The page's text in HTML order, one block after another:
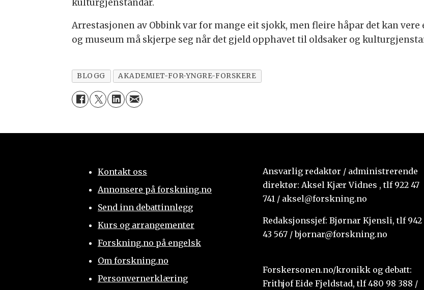
kulturgjenstandar.
Arrestasjonen av Obbink var for mange eit sjokk, men fleire håpar det kan
og museum må skjerpe seg når det gjeld opphavet til oldsaker og
BLOGG AKADEMIET-FOR-YNGRE-FORSKERE
Kontakt oss
Annonsere på forskning.no
Send inn debattinnlegg
Kurs og arrangementer
Forskning.no på engelsk
Om forskning.no
Personvernerklæring
Ansvarlig redaktør / administrerende
direktør: Aksel Kjær Vidnes , tlf 922 47
741 / aksel@forskning.no
Redaksjonssjef: Bjørnar Kjensli, tlf 942
43 567 / bjornar@forskning.no
Forskersonen.no/kronikk og debatt:
Frithjof Eide Fjeldstad, tlf 480 98 388 /